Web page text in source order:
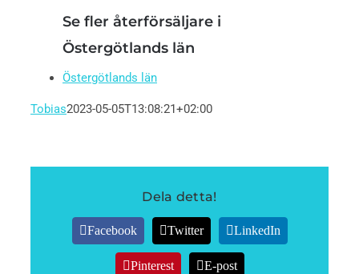
Se fler återförsäljare i
Östergötlands län
Östergötlands län
Tobias2023-05-05T13:08:21+02:00
Dela detta!
Facebook Twitter LinkedIn
Pinterest E-post